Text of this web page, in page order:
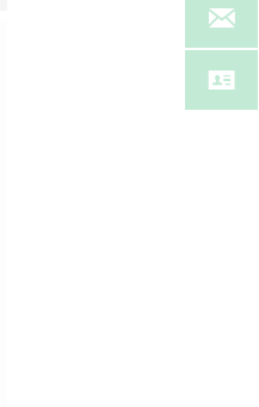

